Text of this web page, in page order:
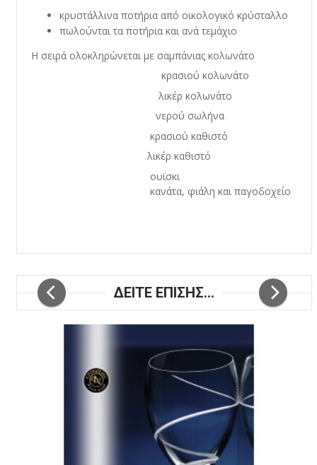
κρυστάλλινα ποτήρια από οικολογικό κρύσταλλο
πωλούνται τα ποτήρια και ανά τεμάχιο
Η σειρά ολοκληρώνεται με σαμπάνιας κολωνάτο
κρασιού κολωνάτο
λικέρ κολωνάτο
νερού σωλήνα
κρασιού καθιστό
λικέρ καθιστό
ουϊσκι
κανάτα, φιάλη και παγοδοχείο
ΔΕΙΤΕ ΕΠΙΣΗΣ...